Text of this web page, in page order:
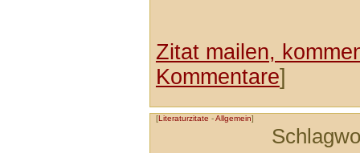
Zitat mailen,
Kommentare]
[Literaturzitate -Allgemein]